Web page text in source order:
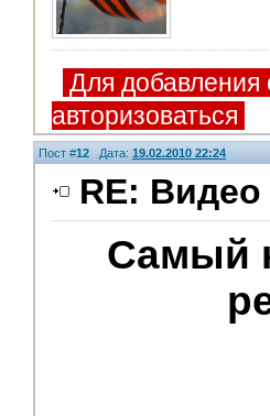
Для
авторизоваться
Пост #12 Дата: 19.02.2010 22:24
RE:
Самый